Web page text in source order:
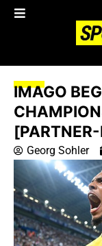
IMAGO
Georg Sohler